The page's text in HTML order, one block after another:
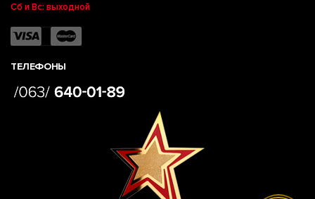
Сб и Вс: выходной
ТЕЛЕФОНЫ